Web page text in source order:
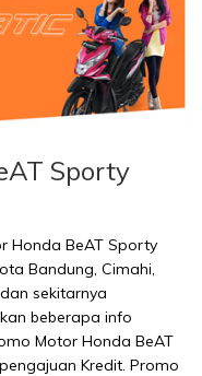
Sporty
Honda BeAT Sporty
Bandung, Cimahi,
sekitarnya
beberapa info
Motor Honda BeAT
Kredit. Promo